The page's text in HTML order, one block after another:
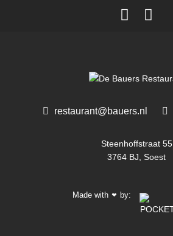
restaurant@bauers.nl
Steenhoffstraat 55
3764 BJ, Soest
Made with ❤ by: